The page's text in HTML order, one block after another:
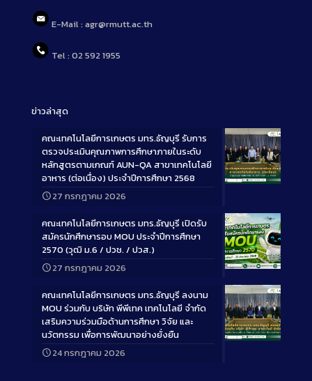
E-Mail : agr@rmutt.ac.th
Tel : 02 592 1955
ข่าวล่าสุด
Long
คณะเทคโนโลยีการเกษตร มทร.ธัญบุรี รับการ
ตรวจประเมินคุณภาพการศึกษาภายในระดับ
หลักสูตรตามเกณฑ์ AUN-QA สาขาเทคโนโลยี
อาหาร (ต่อเนื่อง) ประจำปีการศึกษา 2568
27 กรกฎาคม 2026
Long
Description
คณะเทคโนโลยีการเกษตร มทร.ธัญบุรี เปิดรับ
สมัครนักศึกษารอบ MOU ประจำปีการศึกษา
2570 (วุฒิ ม.6 / ปวช. / ปวส.)
27 กรกฎาคม 2026
Long
คณะเทคโนโลยีการเกษตร มทร.ธัญบุรี ลงนาม
MOU ร่วมกับ บริษัท พีพีเทค เทคโนโลยี จำกัด
เสริมความร่วมมือด้านการศึกษา วิจัย และ
นวัตกรรม เพื่อการพัฒนาอย่างยั่งยืน
24 กรกฎาคม 2026